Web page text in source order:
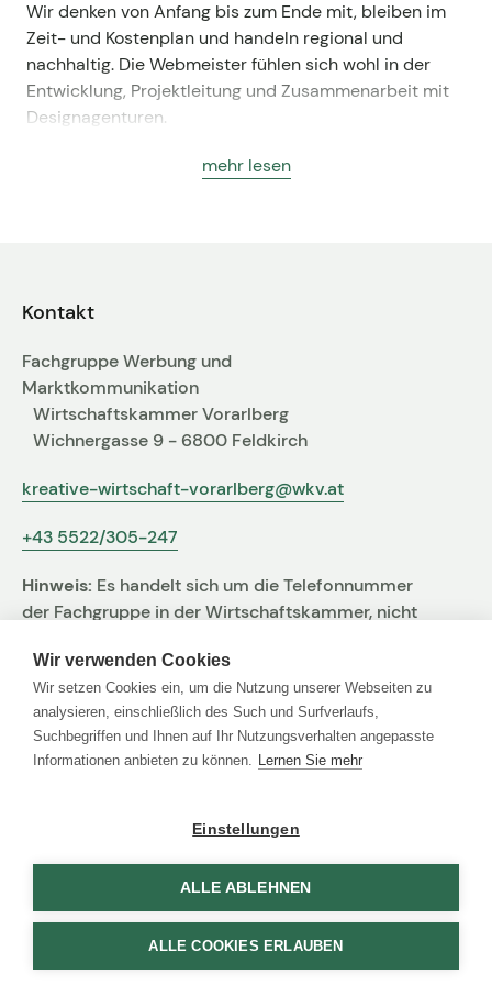
Kontakt zum Fachgruppenbüro der wkv
Aktuelles
Wir denken von Anfang bis zum Ende mit, bleiben im
Zeit- und Kostenplan und handeln regional und
nachhaltig. Die Webmeister fühlen sich wohl in der
Entwicklung, Projektleitung und Zusammenarbeit mit
Designagenturen.
Die Webmeisterei ist ein Team aus Experten für
Bedarf auch barrierefrei, in Zusammenarbeit mit SEO
Solides Projektmanagement ist der Grundstein für
erfolgreiche Weblösungen und unsere Stärke. Die
Webmeisterei hat Erfahrung in der Umsetzung von
Interessensgruppen (zB. Abteilungen einer Firma oder
Kunde hat zu jeder Zeit des Projektes Überblick über
Thema Projektmanagement unter
http://webmeisterei.com/programmierung/projektablauf
Wir legen Wert auf Regionalität und Nachhaltigkeit.
Deshalb hosten wir nicht bei irgendeinem
Massenanbieter sondern in einem Rechenzentrum in
Bregenz und betreiben unsere Server mit Ökostrom.
nicht Schluss: Wir überwachen die wichtigsten
Anbindung an Drittsysteme, Mailversand). So können
wir Probleme frühzeitig erkennen und ausbessern,
bevor ihre Kunden oder Partner sich bei ihnen melden.
mehr lesen
Kontakt
Fachgruppe Werbung und
Marktkommunikation
Wirtschaftskammer Vorarlberg
Wichnergasse 9 - 6800 Feldkirch
kreative-wirtschaft-vorarlberg@wkv.at
+43 5522/305-247
Hinweis: Es handelt sich um die Telefonnummer
der Fachgruppe in der Wirtschaftskammer, nicht
Links
Agentur Finder
Werbung & Marktkommunikation
Wir verwenden Cookies
Wir setzen Cookies ein, um die Nutzung unserer Webseiten zu
analysieren, einschließlich des Such und Surfverlaufs,
Suchbegriffen und Ihnen auf Ihr Nutzungsverhalten angepasste
Informationen anbieten zu können. Lernen Sie mehr
Einstellungen
ALLE ABLEHNEN
ALLE COOKIES ERLAUBEN